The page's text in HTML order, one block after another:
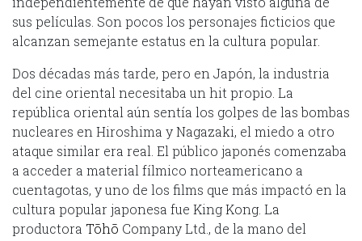
sus películas. Son pocos los personajes ficticios que
alcanzan semejante estatus en la cultura popular.
Dos décadas más tarde, pero en Japón, la industria
del cine oriental necesitaba un hit propio. La
república oriental aún sentía los golpes de las bombas
nucleares en Hiroshima y Nagazaki, el miedo a otro
ataque similar era real. El público japonés comenzaba
a acceder a material fílmico norteamericano a
cuentagotas, y uno de los films que más impactó en la
cultura popular japonesa fue King Kong. La
productora Tōhō Company Ltd., de la mano del